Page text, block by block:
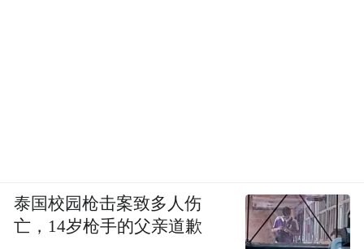
泰国校园枪击案致多人伤
亡，14岁枪手的父亲道歉